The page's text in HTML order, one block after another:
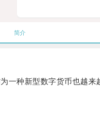
简介
种新型数字货币也越来